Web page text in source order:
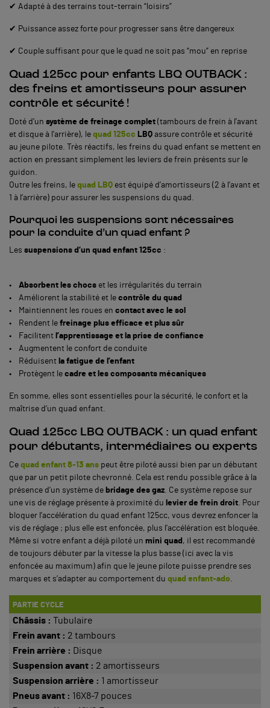
✔ Adapté à des terrains tout-terrain “loisirs”
✔ Puissance assez forte pour progresser sans être dangereux
✔ Couple suffisant pour que le quad ne soit pas “mou” en reprise
Quad 125cc pour enfants LBQ OUTBACK :
des freins et amortisseurs pour assurer
contrôle et sécurité !
Doté d’un système de freinage complet (tambours de frein à l’avant
et disque à l’arrière), le quad 125cc LBQ assure contrôle et sécurité
au jeune pilote. Très réactifs, les freins du quad enfant se mettent en
action en pressant simplement les leviers de frein présents sur le
guidon.
Outre les freins, le quad LBQ est équipé d’amortisseurs (2 à l’avant et
1 à l’arrière) pour assurer les suspensions du quad.
Pourquoi les suspensions sont nécessaires
pour la conduite d’un quad enfant ?
Les suspensions d’un quad enfant 125cc :
• Absorbent les chocs et les irrégularités du terrain
• Améliorent la stabilité et le contrôle du quad
• Maintiennent les roues en contact avec le sol
• Rendent le freinage plus efficace et plus sûr
• Facilitent l’apprentissage et la prise de confiance
• Augmentent le confort de conduite
• Réduisent la fatigue de l’enfant
• Protègent le cadre et les composants mécaniques
En somme, elles sont essentielles pour la sécurité, le confort et la
maîtrise d’un quad enfant.
Quad 125cc LBQ OUTBACK : un quad enfant
pour débutants, intermédiaires ou experts
Ce quad enfant 8-13 ans peut être piloté aussi bien par un débutant
que par un petit pilote chevronné. Cela est rendu possible grâce à la
présence d’un système de bridage des gaz . Ce système repose sur
une vis de réglage présente à proximité du levier de frein droit . Pour
bloquer l’accélération du quad enfant 125cc, vous devrez enfoncer la
vis de réglage ; plus elle est enfoncée, plus l’accélération est bloquée.
Même si votre enfant a déjà piloté un mini quad , il est recommandé
de toujours débuter par la vitesse la plus basse (ici avec la vis
enfoncée au maximum) afin que le jeune pilote puisse prendre ses
marques et s’adapter au comportement du quad enfant-ado
PARTIE CYCLE
Châssis : Tubulaire
Frein avant : 2 tambours
Frein arrière : Disque
Suspension avant : 2 amortisseurs
Suspension arrière : 1 amortisseur
Pneus avant : 16X8-7 pouces